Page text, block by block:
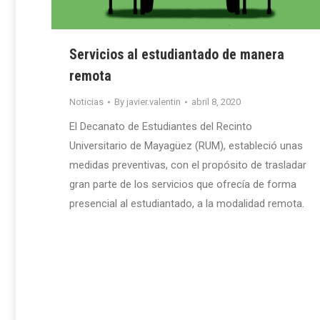
Servicios al estudiantado de manera
remota
Noticias By javier.valentin abril 8, 2020
El Decanato de Estudiantes del Recinto
Universitario de Mayagüez (RUM), estableció unas
medidas preventivas, con el propósito de trasladar
gran parte de los servicios que ofrecía de forma
presencial al estudiantado, a la modalidad remota.